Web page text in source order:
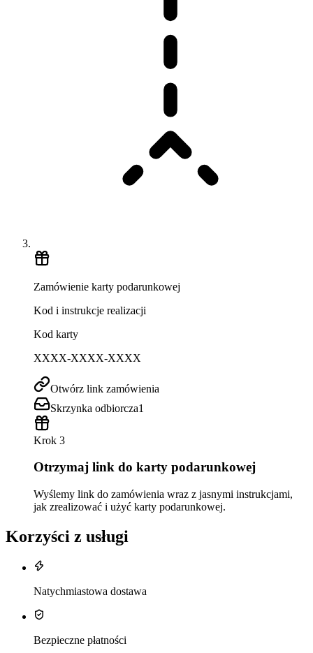
Zamówienie karty podarunkowej
Kod i instrukcje realizacji
Kod karty
XXXX-XXXX-XXXX
Otwórz link zamówienia
Skrzynka odbiorcza1
Krok 3
Otrzymaj link do karty podarunkowej
Wyślemy link do zamówienia wraz z jasnymi instrukcjami,
jak zrealizować i użyć karty podarunkowej.
Korzyści z usługi
Natychmiastowa dostawa
Bezpieczne płatności